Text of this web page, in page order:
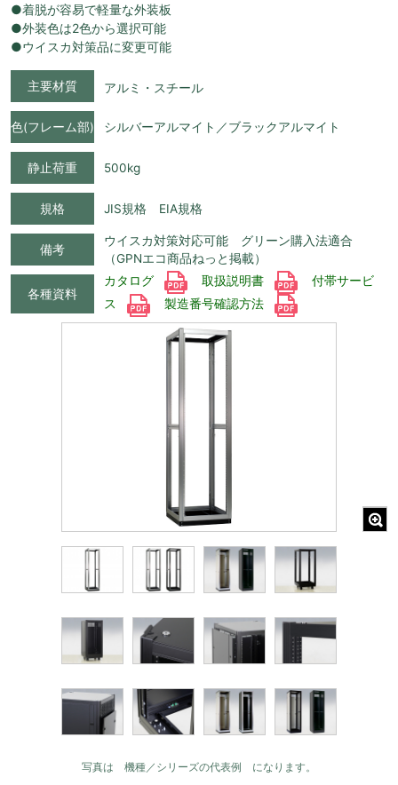
●着脱が容易で軽量な外装板
●外装色は2色から選択可能
●ウイスカ対策品に変更可能
主要材質 アルミ・スチール
色(フレーム部) シルバーアルマイト／ブラックアルマイト
静止荷重 500kg
規格 JIS規格 EIA規格
備考
ウイスカ対策対応可能 グリーン購入法適合
（GPNエコ商品ねっと掲載）
各種資料
カタログ 取扱説明書
付帯サービ
ス
製造番号確認方法
写真は 機種／シリーズの代表例 になります。